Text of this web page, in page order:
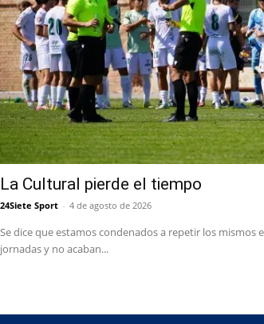
La Cultural pierde el tiempo
24Siete Sport - 4 de agosto de 2026
Se dice que estamos condenados a repetir los mismos
jornadas y no acaban...